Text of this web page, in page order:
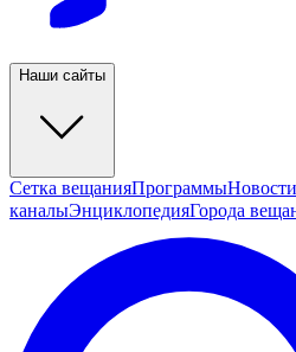
Наши сайты
Сетка вещанияПрограммыНовости
каналыЭнциклопедияГорода